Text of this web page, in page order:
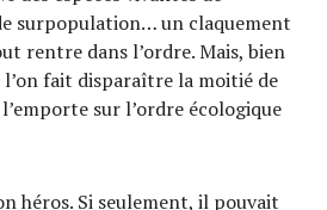
surpopulation… un claquement
rentre dans l’ordre. Mais, bien
fait disparaître la moitié de
sur l’ordre écologique
héros. Si seulement, il pouvait